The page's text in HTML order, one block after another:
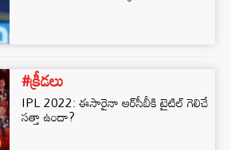
#క్రీడలు
IPL 2022: ఈసారైనా ఆర్‌సీబీకి టైటిల్ గెలిచే
సత్తా ఉందా?